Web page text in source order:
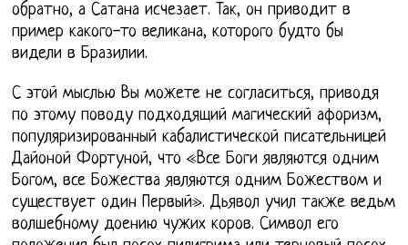
обратно, а Сатана исчезает. Так, он приводит в
пример какого-то великана, которого будто бы
видели в Бразилии.
С этой мыслью Вы можете не согласиться, приводя
по этому поводу подходящий магический афоризм,
популяризированный кабалистической писательницей
Дайоной Фортуной, что «Все Боги являются одним
Богом, все Божества являются одним Божеством и
существует один Первый». Дьявол учил также ведьм
волшебному доению чужих коров. Символ его